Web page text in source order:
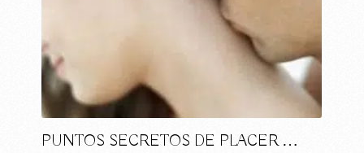
PUNTOS SECRETOS DE PLACER …